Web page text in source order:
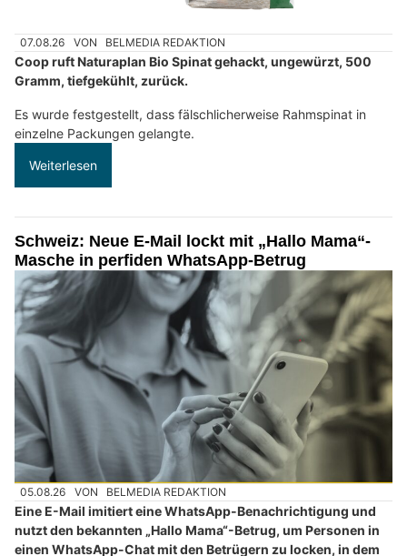
07.08.26 VON BELMEDIA REDAKTION
Coop ruft Naturaplan Bio Spinat gehackt, ungewürzt, 500
Gramm, tiefgekühlt, zurück.
Es wurde festgestellt, dass fälschlicherweise Rahmspinat in
einzelne Packungen gelangte.
Weiterlesen
Schweiz: Neue E-Mail lockt mit „Hallo Mama“-
Masche in perfiden WhatsApp-Betrug
05.08.26 VON BELMEDIA REDAKTION
Eine E-Mail imitiert eine WhatsApp-Benachrichtigung und
nutzt den bekannten „Hallo Mama“-Betrug, um Personen in
einen WhatsApp-Chat mit den Betrügern zu locken, in dem